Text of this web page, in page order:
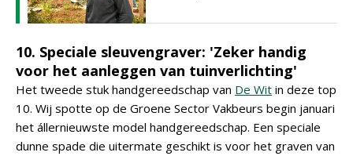
10. Speciale sleuvengraver: 'Zeker handig
voor het aanleggen van tuinverlichting'
Het tweede stuk handgereedschap van De Wit in deze top
10. Wij spotte op de Groene Sector Vakbeurs begin januari
het állernieuwste model handgereedschap. Een speciale
dunne spade die uitermate geschikt is voor het graven van